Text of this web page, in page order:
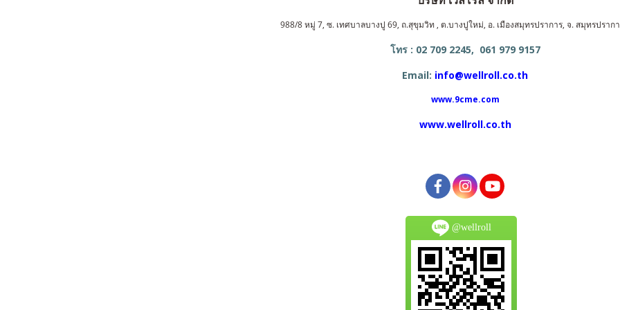
988/8 หมู่ 7, ซ. เทศบาลบางปู 69, ถ.สุขุมวิท , ต.บางปูใหม่, อ. เมืองสมุทรปราการ, จ. สมุทรปราก
โทร : 02 709 2245, 061 979 9157
Email: info@wellroll.co.th
www.9cme.com
www.wellroll.co.th
@wellroll